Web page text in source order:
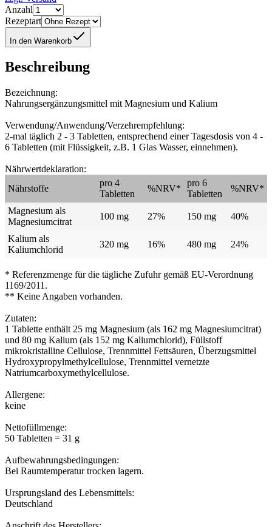
Anzahl
Rezeptart
In den Warenkorb
Beschreibung
Bezeichnung:
Nahrungsergänzungsmittel mit Magnesium und Kalium
Verwendung/Anwendung/Verzehrempfehlung:
2-mal täglich 2 - 3 Tabletten, entsprechend einer Tagesdosis von 4 -
6 Tabletten (mit Flüssigkeit, z.B. 1 Glas Wasser, einnehmen).
Nährwertdeklaration:
Nährstoffe
pro 4
Tabletten
%NRV*
pro 6
Tabletten
%NRV*
Magnesium als
Magnesiumcitrat
100 mg 27% 150 mg 40%
Kalium als
Kaliumchlorid
320 mg 16% 480 mg 24%
* Referenzmenge für die tägliche Zufuhr gemäß EU-Verordnung
1169/2011.
** Keine Angaben vorhanden.
Zutaten:
1 Tablette enthält 25 mg Magnesium (als 162 mg Magnesiumcitrat)
und 80 mg Kalium (als 152 mg Kaliumchlorid), Füllstoff
mikrokristalline Cellulose, Trennmittel Fettsäuren, Überzugsmittel
Hydroxypropylmethylcellulose, Trennmittel vernetzte
Natriumcarboxymethylcellulose.
Allergene:
keine
Nettofüllmenge:
50 Tabletten = 31 g
Aufbewahrungsbedingungen:
Bei Raumtemperatur trocken lagern.
Ursprungsland des Lebensmittels:
Deutschland